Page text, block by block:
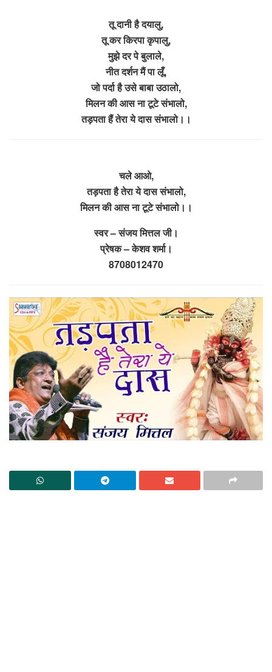
तू दानी है दयालु,
तू कर किरपा कृपालु,
मुझे दर पे बुलाले,
नीत दर्शन मैं पा लूँ,
जो पर्दा है उसे बाबा उठालो,
मिलन की आस ना टूटे संभालो,
तड़पता हैं तेरा ये दास संभालो।।
चले आओ,
तड़पता है तेरा ये दास संभालो,
मिलन की आस ना टूटे संभालो।।
स्वर – संजय मित्तल जी।
प्रेषक – केशव शर्मा।
8708012470